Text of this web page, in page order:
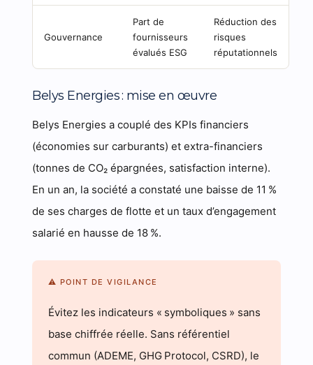
Gouvernance
Part de
fournisseurs
évalués ESG
Réduction des
risques
réputationnels
Belys Energies : mise en œuvre
Belys Energies a couplé des KPIs financiers
(économies sur carburants) et extra-financiers
(tonnes de CO₂ épargnées, satisfaction interne).
En un an, la société a constaté une baisse de 11 %
de ses charges de flotte et un taux d’engagement
salarié en hausse de 18 %.
⚠ POINT DE VIGILANCE
Évitez les indicateurs « symboliques » sans
base chiffrée réelle. Sans référentiel
commun (ADEME, GHG Protocol, CSRD), le